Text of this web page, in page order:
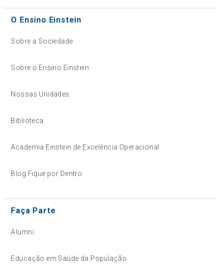
O Ensino Einstein
Sobre a Sociedade
Sobre o Ensino Einstein
Nossas Unidades
Biblioteca
Academia Einstein de Excelência Operacional
Blog Fique por Dentro
Faça Parte
Alumni
Educação em Saúde da População